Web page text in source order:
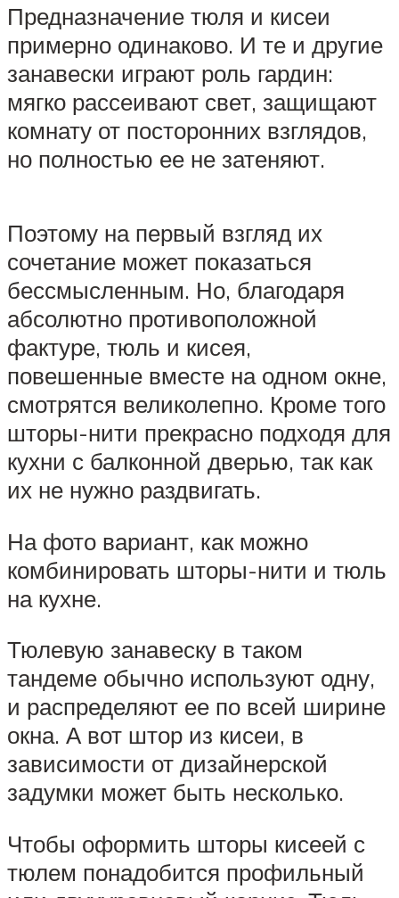
Предназначение тюля и кисеи
примерно одинаково. И те и другие
занавески играют роль гардин:
мягко рассеивают свет, защищают
комнату от посторонних взглядов,
но полностью ее не затеняют.
Поэтому на первый взгляд их
сочетание может показаться
бессмысленным. Но, благодаря
абсолютно противоположной
фактуре, тюль и кисея,
повешенные вместе на одном окне,
смотрятся великолепно. Кроме того
шторы-нити прекрасно подходя для
кухни с балконной дверью, так как
их не нужно раздвигать.
На фото вариант, как можно
комбинировать шторы-нити и тюль
на кухне.
Тюлевую занавеску в таком
тандеме обычно используют одну,
и распределяют ее по всей ширине
окна. А вот штор из кисеи, в
зависимости от дизайнерской
задумки может быть несколько.
Чтобы оформить шторы кисеей с
тюлем понадобится профильный